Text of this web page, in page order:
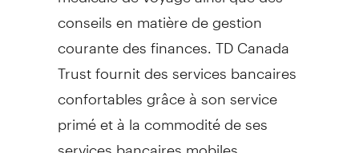
conseils en matière de gestion
courante des finances. TD Canada
Trust fournit des services bancaires
confortables grâce à son service
primé et à la commodité de ses
services bancaires mobiles,